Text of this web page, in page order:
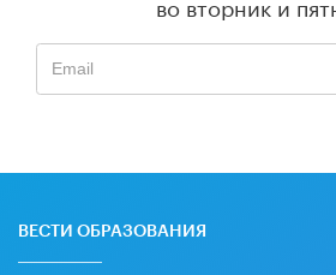
ВЕСТИ ОБРАЗОВАНИЯ